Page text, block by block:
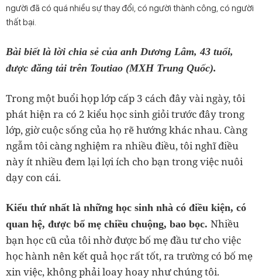
người đã có quá nhiều sự thay đổi, có người thành công, có người
thất bại.
Bài biết là lời chia sẻ của anh Dương Lâm, 43 tuổi,
được đăng tải trên Toutiao (MXH Trung Quốc).
Trong một buổi họp lớp cấp 3 cách đây vài ngày, tôi
phát hiện ra có 2 kiểu học sinh giỏi trước đây trong
lớp, giờ cuộc sống của họ rẽ hướng khác nhau. Càng
ngẫm tôi càng nghiệm ra nhiều điều, tôi nghĩ điều
này ít nhiều đem lại lợi ích cho bạn trong việc nuôi
dạy con cái.
Kiểu thứ nhất là những học sinh nhà có điều kiện, có
quan hệ, được bố mẹ chiều chuộng, bao bọc. Nhiều
bạn học cũ của tôi nhờ được bố mẹ đầu tư cho việc
học hành nên kết quả học rất tốt, ra trường có bố mẹ
xin việc, không phải loay hoay như chúng tôi.